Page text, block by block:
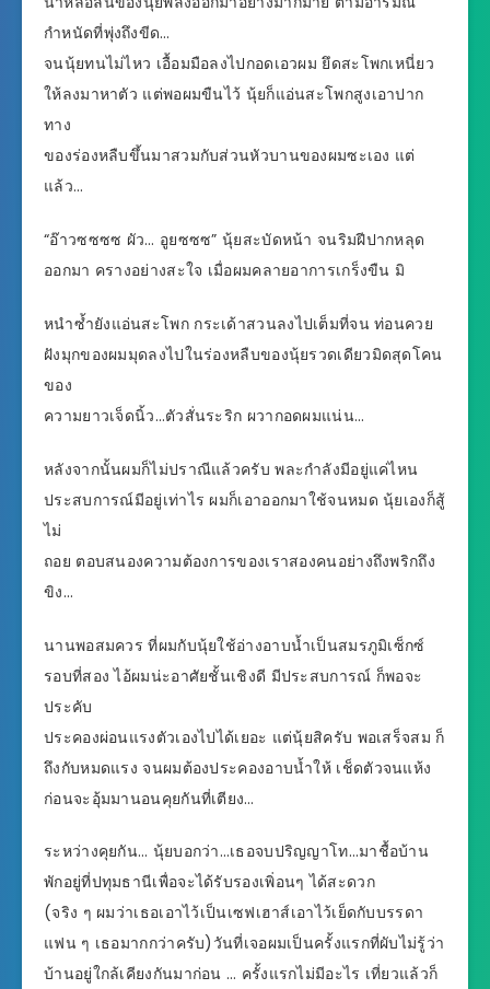
กำหนัดที่พุ่งถึงขีด…
จนนุ้ยทนไม่ไหว เอื้อมมือลงไปกอดเอวผม ยึดสะโพกเหนี่ยว
ให้ลงมาหาตัว แต่พอผมขืนไว้ นุ้ยก็แอ่นสะโพกสูงเอาปาก
ทาง
ของร่องหลืบขึ้นมาสวมกับส่วนหัวบานของผมซะเอง แต่
แล้ว…
“อ๊าวซซซซ ผัว… อูยซซซ” นุ้ยสะบัดหน้า จนริมฝีปากหลุด
ออกมา ครางอย่างสะใจ เมื่อผมคลายอาการเกร็งขืน มิ
หนำซ้ำยังแอ่นสะโพก กระเด้าสวนลงไปเต็มที่จน ท่อนควย
ฝังมุกของผมมุดลงไปในร่องหลืบของนุ้ยรวดเดียวมิดสุดโคน
ของ
ความยาวเจ็ดนิ้ว…ตัวสั่นระริก ผวากอดผมแน่น…
หลังจากนั้นผมก็ไม่ปราณีแล้วครับ พละกำลังมีอยู่แค่ไหน
ประสบการณ์มีอยู่เท่าไร ผมก็เอาออกมาใช้จนหมด นุ้ยเองก็สู้
ไม่
ถอย ตอบสนองความต้องการของเราสองคนอย่างถึงพริกถึง
ขิง…
นานพอสมควร ที่ผมกับนุ้ยใช้อ่างอาบน้ำเป็นสมรภูมิเซ็กซ์
รอบที่สอง ไอ้ผมน่ะอาศัยชั้นเชิงดี มีประสบการณ์ ก็พอจะ
ประคับ
ประคองผ่อนแรงตัวเองไปได้เยอะ แต่นุ้ยสิครับ พอเสร็จสม ก็
ถึงกับหมดแรง จนผมต้องประคองอาบน้ำให้ เช็ดตัวจนแห้ง
ก่อนจะอุ้มมานอนคุยกันที่เตียง…
ระหว่างคุยกัน… นุ้ยบอกว่า…เธอจบปริญญาโท…มาชื้อบ้าน
พักอยู่ที่ปทุมธานีเพื่อจะได้รับรองเพิ่อนๆ ได้สะดวก
(จริง ๆ ผมว่าเธอเอาไว้เป็นเซฟเฮาส์เอาไว้เย็ดกับบรรดา
แฟน ๆ เธอมากกว่าครับ)วันที่เจอผมเป็นครั้งแรกที่ผับไม่รู้ว่า
บ้านอยู่ใกล้เคียงกันมาก่อน … ครั้งแรกไม่มีอะไร เที่ยวแล้วก็